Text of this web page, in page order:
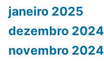
janeiro 2025
dezembro 2024
novembro 2024